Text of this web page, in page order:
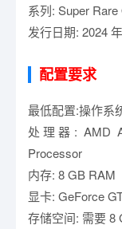
系列: Super Rare
发行日期: 2024
配置要求
最低配置:操作系
处理器: AMD
Processor
内存: 8 GB RAM
显卡: GeForce
存储空间: 需要 8